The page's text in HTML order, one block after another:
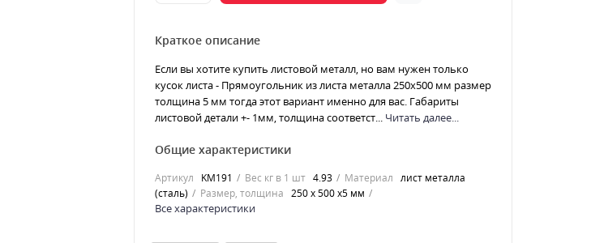
Краткое описание
Если вы хотите купить листовой металл, но вам нужен только
кусок листа - Прямоугольник из листа металла 250х500 мм размер
толщина 5 мм тогда этот вариант именно для вас. Габариты
листовой детали +- 1мм, толщина соответст... Читать далее...
Общие характеристики
Артикул KM191 Вес кг в 1 шт 4.93 Материал лист металла
(сталь)
Размер, толщина 250 х 500 х5 мм
Все характеристики